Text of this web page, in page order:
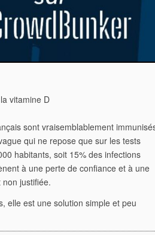
vitamine D
sont vraisemblablement
qui ne repose que sur les tests
habitants, soit 15% des infections
à une perte de confiance et à une
justifiée.
elle est une solution simple et peu